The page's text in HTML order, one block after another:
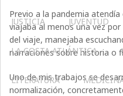
JUSTICIA JUVENTUD
LA COSTA ATLÁNTICA
LITERATURA
Previo a la pandemia
viajaba al menos una vez
del viaje, manejaba
narraciones sobre historia o
Uno de mis trabajos se
normalización,